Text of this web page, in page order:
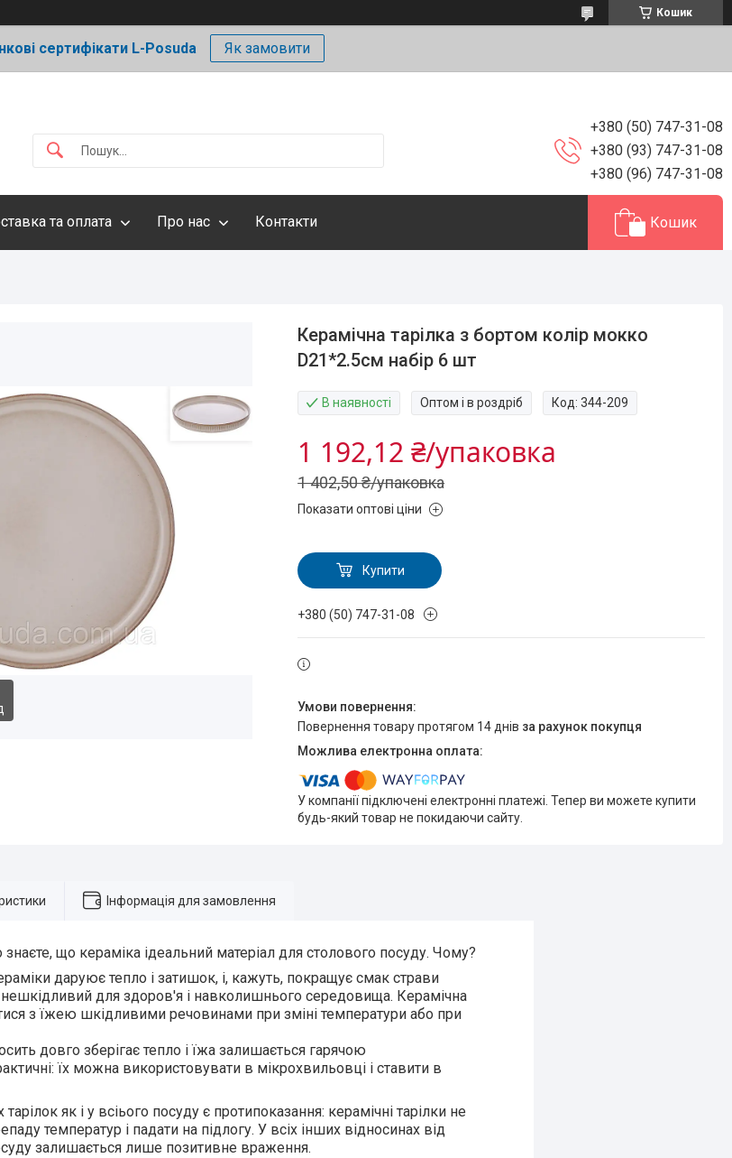
Кошик
сертифікати L-Posuda Як замовити
+380 (50) 747-31-08
+380 (93) 747-31-08
+380 (96) 747-31-08
та оплата Про нас Контакти Кошик
Керамічна тарілка з бортом колір мокко
D21*2.5см набір 6 шт
В наявності Оптом і в роздріб Код:344-209
1 402,50 ₴/упаковка
1 192,12 ₴/упаковка
Показати оптові ціни
Купити
+380 (50) 747-31-08
повернення товару протягом 14 днів за рахунок покупця
У компанії підключені електронні платежі. Тепер ви можете купити
будь-який товар не покидаючи сайту.
Інформація для замовлення
що кераміка ідеальний матеріал для столового посуду. Чому?
даруює тепло і затишок, і, кажуть, покращує смак страви
нешкідливий для здоров'я і навколишнього середовища. Керамічна
з їжею шкідливими речовинами при зміні температури або при
довго зберігає тепло і їжа залишається гарячою
їх можна використовувати в мікрохвильовці і ставити в
як і у всіього посуду є протипоказання: керамічні тарілки не
температур і падати на підлогу. У всіх інших відносинах від
залишається лише позитивне враження.